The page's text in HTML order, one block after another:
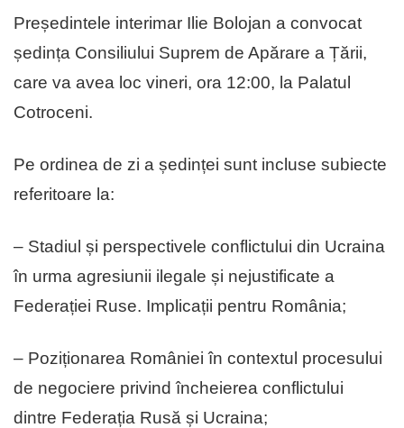
Președintele interimar Ilie Bolojan a convocat
ședința Consiliului Suprem de Apărare a Țării,
care va avea loc vineri, ora 12:00, la Palatul
Cotroceni.
Pe ordinea de zi a ședinței sunt incluse subiecte
referitoare la:
– Stadiul și perspectivele conflictului din Ucraina
în urma agresiunii ilegale și nejustificate a
Federației Ruse. Implicații pentru România;
– Poziționarea României în contextul procesului
de negociere privind încheierea conflictului
dintre Federația Rusă și Ucraina;